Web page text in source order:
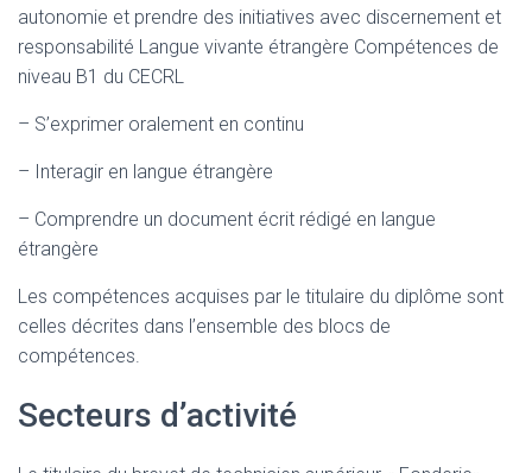
autonomie et prendre des initiatives avec discernement et
responsabilité Langue vivante étrangère Compétences de
niveau B1 du CECRL
– S’exprimer oralement en continu
– Interagir en langue étrangère
– Comprendre un document écrit rédigé en langue
étrangère
Les compétences acquises par le titulaire du diplôme sont
celles décrites dans l’ensemble des blocs de
compétences.
Secteurs d’activité